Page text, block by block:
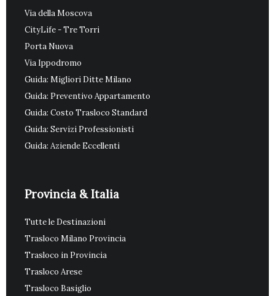
Via della Moscova
CityLife - Tre Torri
Porta Nuova
Via Ippodromo
Guida: Migliori Ditte Milano
Guida: Preventivo Appartamento
Guida: Costo Trasloco Standard
Guida: Servizi Professionisti
Guida: Aziende Eccellenti
Provincia & Italia
Tutte le Destinazioni
Trasloco Milano Provincia
Trasloco in Provincia
Trasloco Arese
Trasloco Basiglio